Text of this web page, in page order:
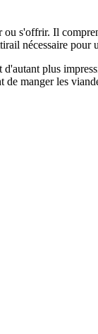
s'offrir. Il
nécessaire pour
plus
de manger les